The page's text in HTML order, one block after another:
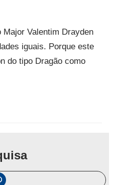
Valentim Drayden
iguais. Porque este
do tipo Dragão como